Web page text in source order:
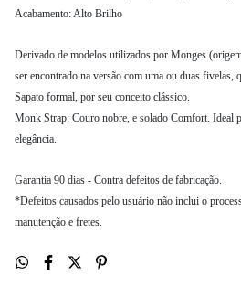
Acabamento: Alto Brilho
Derivado de modelos utilizados por Monges
ser encontrado na versão com uma ou duas fivelas,
Sapato formal, por seu conceito clássico.
Monk Strap: Couro nobre, e solado Comfort. Ideal
elegância.
Garantia 90 dias - Contra defeitos de fabricação.
*Defeitos causados pelo usuário não inclui o
manutenção e fretes.